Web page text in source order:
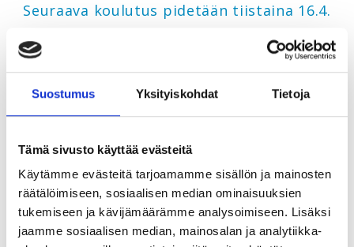
Suostumus Yksityiskohdat Tietoja
Tämä sivusto käyttää evästeitä
Käytämme evästeitä tarjoamamme sisällön ja mainosten
räätälöimiseen, sosiaalisen median ominaisuuksien
tukemiseen ja kävijämäärämme analysoimiseen. Lisäksi
jaamme sosiaalisen median, mainosalan ja analytiikka-
Seuraava koulutus pidetään tiistaina 16.4.
TJS Opintokeskus järjestää maksuttomia koulutuksia
teemoina muun muassa Suoratyönhaku ja Ikäsyrjintä
työnhaussa.
Suoratyönhaku
16.4.2024 kello 17-18, Teams
Koulutuksessa saat vinkkejä siihen, kuinka lisäät
mahdollisuuksia tulla headhunterin löytämäksi ja kuinka